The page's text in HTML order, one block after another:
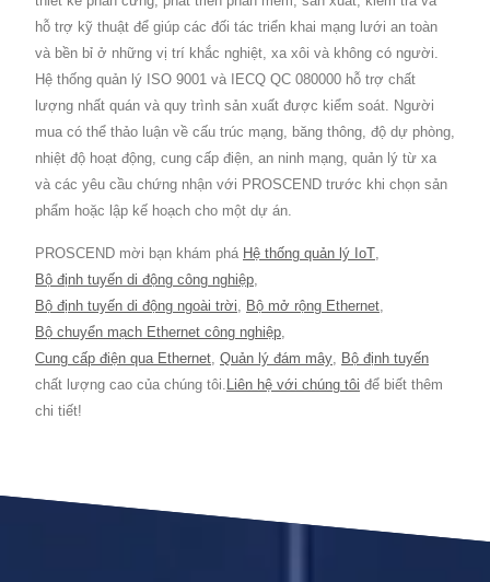
hỗ trợ kỹ thuật để giúp các đối tác triển khai mạng lưới an toàn
và bền bỉ ở những vị trí khắc nghiệt, xa xôi và không có người.
Hệ thống quản lý ISO 9001 và IECQ QC 080000 hỗ trợ chất
lượng nhất quán và quy trình sản xuất được kiểm soát. Người
mua có thể thảo luận về cấu trúc mạng, băng thông, độ dự phòng,
nhiệt độ hoạt động, cung cấp điện, an ninh mạng, quản lý từ xa
và các yêu cầu chứng nhận với PROSCEND trước khi chọn sản
phẩm hoặc lập kế hoạch cho một dự án.
PROSCEND mời bạn khám phá Hệ thống quản lý IoT,
Bộ định tuyến di động công nghiệp,
Bộ định tuyến di động ngoài trời, Bộ mở rộng Ethernet,
Bộ chuyển mạch Ethernet công nghiệp,
Cung cấp điện qua Ethernet, Quản lý đám mây, Bộ định tuyến
chất lượng cao của chúng tôi. Liên hệ với chúng tôi để biết thêm
chi tiết!